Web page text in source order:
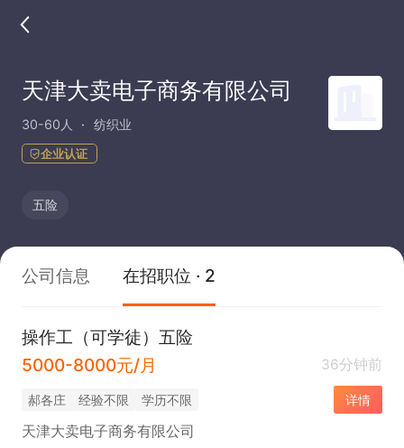
天津大卖电子商务有限公司
30-60人 纺织业
企业认证
五险
公司信息 在招职位 · 2
操作工（可学徒）五险
5000-8000元/月
36分钟前
郝各庄 经验不限 学历不限 详情
天津大卖电子商务有限公司